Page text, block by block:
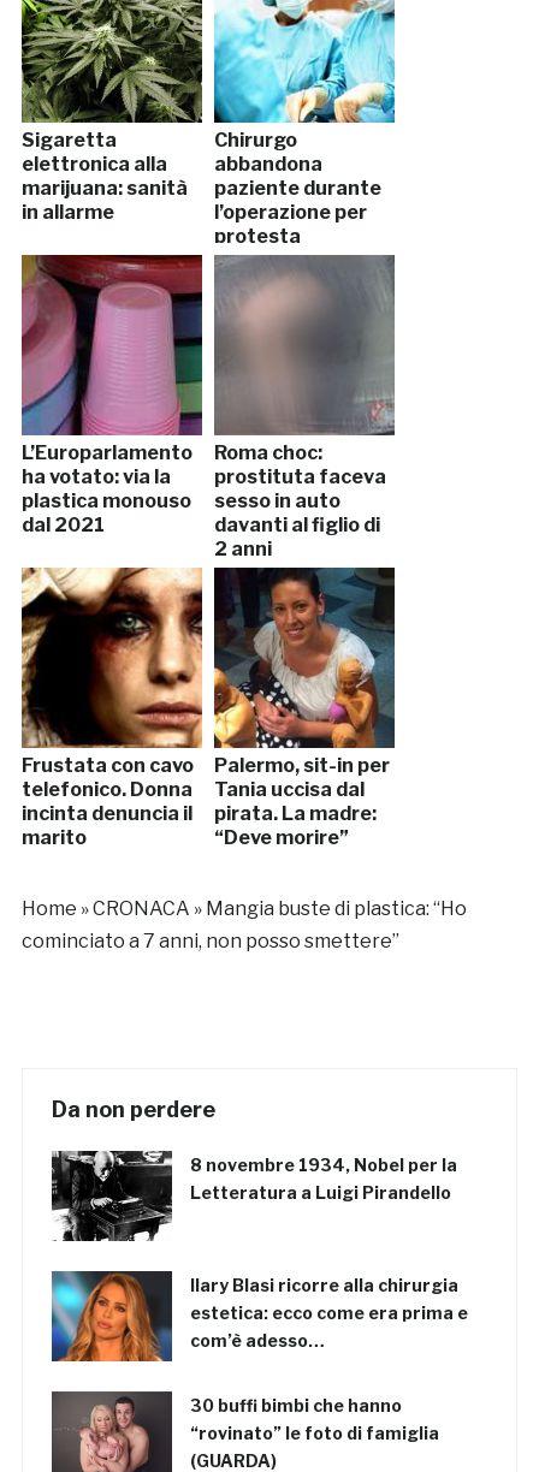
Sigaretta
elettronica alla
marijuana: sanità
in allarme
Chirurgo
abbandona
paziente durante
l’operazione per
protesta
L’Europarlamento
ha votato: via la
plastica monouso
dal 2021
Roma choc:
prostituta faceva
sesso in auto
davanti al figlio di
2 anni
Frustata con cavo
telefonico. Donna
incinta denuncia il
marito
Palermo, sit-in per
Tania uccisa dal
pirata. La madre:
“Deve morire”
Home »CRONACA » Mangia buste di plastica: “Ho
cominciato a 7 anni, non posso smettere”
Da non perdere
8 novembre 1934, Nobel per la
Letteratura a Luigi Pirandello
Ilary Blasi ricorre alla chirurgia
estetica: ecco come era prima e
com’è adesso…
30 buffi bimbi che hanno
“rovinato” le foto di famiglia
(GUARDA)